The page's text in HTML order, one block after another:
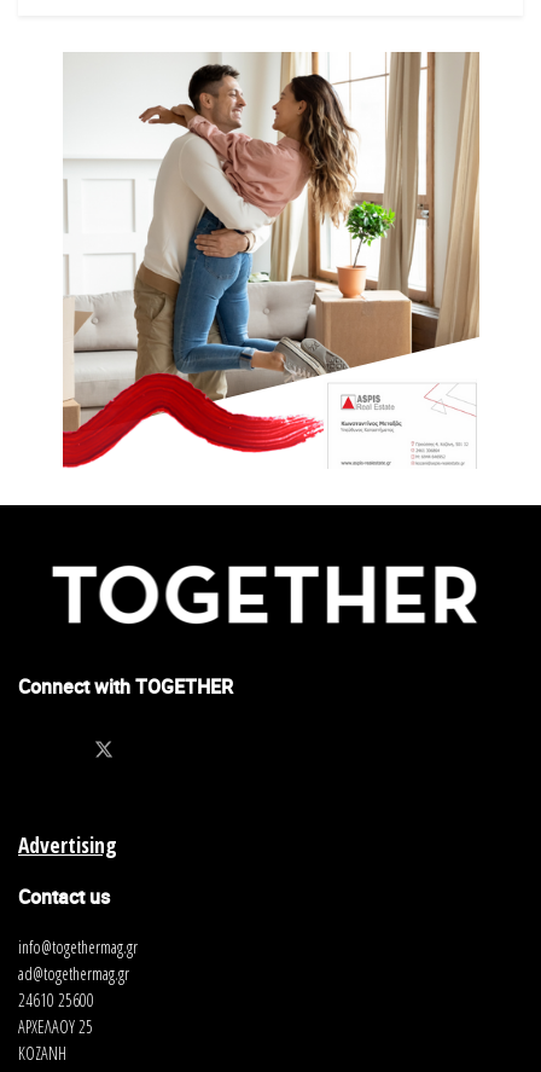
Connect with TOGETHER
Advertising
Contact us
info@togethermag.gr
ad@togethermag.gr
24610 25600
ΑΡΧΕΛΑΟΥ 25
ΚΟΖΑΝΗ